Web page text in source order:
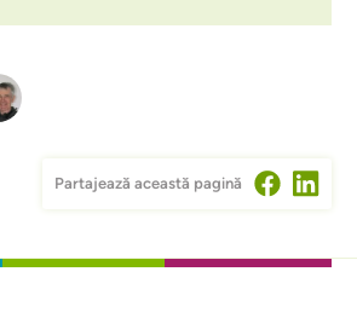
Partajează această pagină